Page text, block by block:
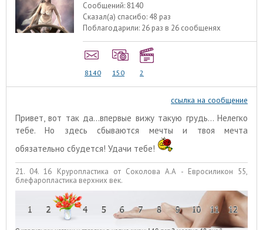
Сообщений: 8140
Сказал(а) спасибо: 48 раз
Поблагодарили: 26 раз в 26 сообщенях
8140 150 2
ссылка на сообщение
Привет, вот так да...впервые вижу такую грудь... Нелегко
тебе. Но здесь сбываются мечты и твоя мечта
обязательно сбудется! Удачи тебе!
21. 04. 16 Круропластика от Соколова А.А - Евросиликон 55,
блефаропластика верхних век.